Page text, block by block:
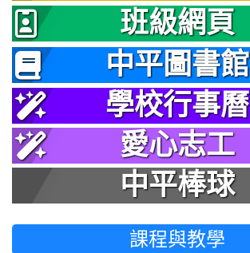
班級網頁
中平圖書館
學校行事曆
愛心志工
中平棒球
課程與教學